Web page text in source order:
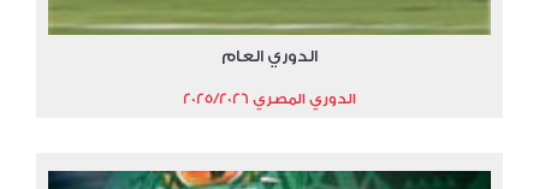
الدوري العام
الدوري المصري 2025/2026